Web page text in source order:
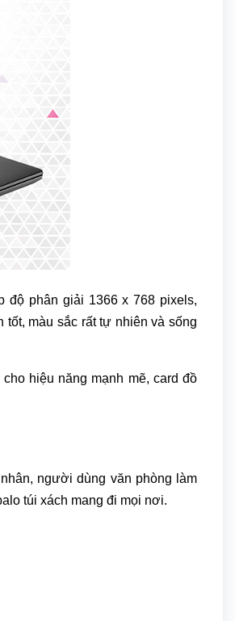
độ phân giải 1366 x 768 pixels,
màu sắc rất tự nhiên và sống
hiệu năng mạnh mẽ, card đồ
người dùng văn phòng làm
túi xách mang đi mọi nơi.